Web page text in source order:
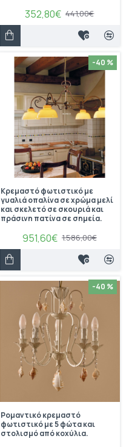
352,80€ 441,00€
-40 %
Κρεμαστό φωτιστικό με
γυαλιά οπαλίνα σε χρώμα μελί
και σκελετό σε σκουριά και
πράσινη πατίνα σε σημεία.
951,60€ 1.586,00€
-40 %
Ρομαντικό κρεμαστό
φωτιστικό με 5 φώτα και
στολισμό από κοχύλια.